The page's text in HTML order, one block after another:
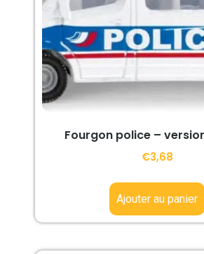
Fourgon police –
€3,68
Ajouter au panier